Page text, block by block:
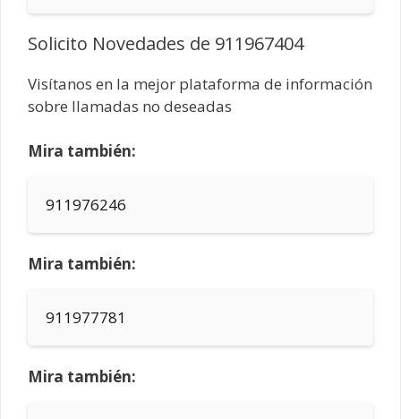
Solicito Novedades de 911967404
Visítanos en la mejor plataforma de información
sobre llamadas no deseadas
Mira también:
911976246
Mira también:
911977781
Mira también: